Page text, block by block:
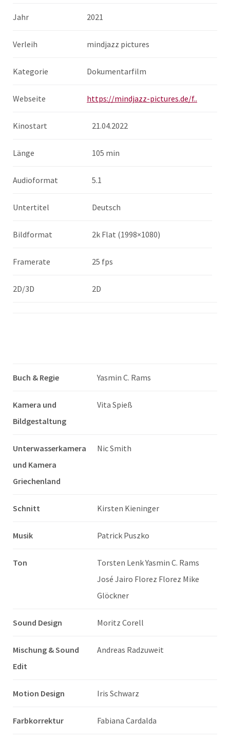
Jahr 2021
Verleih mindjazz pictures
Kategorie Dokumentarfilm
Webseite https://mindjazz-pictures.de/f..
Kinostart 21.04.2022
Länge 105 min
Audioformat 5.1
Untertitel Deutsch
Bildformat 2k Flat (1998×1080)
Framerate 25 fps
2D/3D 2D
Buch & Regie Yasmin C. Rams
Kamera und
Bildgestaltung
Vita Spieß
Unterwasserkamera
und Kamera
Griechenland
Nic Smith
Schnitt Kirsten Kieninger
Musik Patrick Puszko
Ton
Torsten Lenk Yasmin C. Rams
José Jairo Florez Florez Mike
Glöckner
Sound Design Moritz Corell
Mischung & Sound
Edit
Andreas Radzuweit
Motion Design Iris Schwarz
Farbkorrektur Fabiana Cardalda